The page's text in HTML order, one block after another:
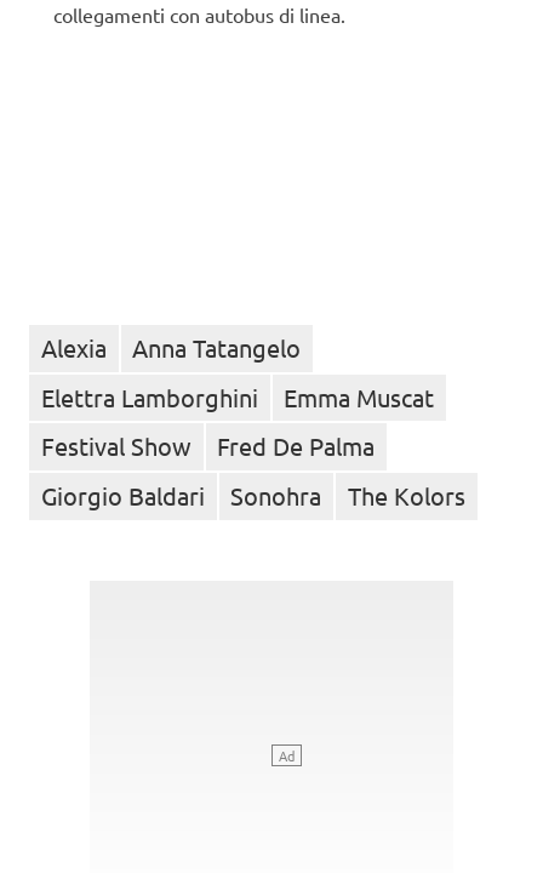
collegamenti con autobus di linea.
Alexia
Anna Tatangelo
Elettra Lamborghini
Emma Muscat
Festival Show
Fred De Palma
Giorgio Baldari
Sonohra The Kolors